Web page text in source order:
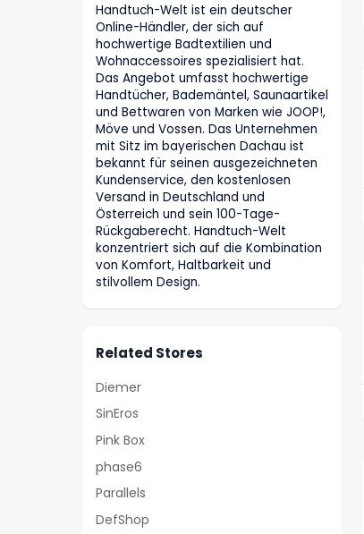
Handtuch-Welt ist ein deutscher
Online-Händler, der sich auf
hochwertige Badtextilien und
Wohnaccessoires spezialisiert hat.
Das Angebot umfasst hochwertige
Handtücher, Bademäntel, Saunaartikel
und Bettwaren von Marken wie JOOP!,
Möve und Vossen. Das Unternehmen
mit Sitz im bayerischen Dachau ist
bekannt für seinen ausgezeichneten
Kundenservice, den kostenlosen
Versand in Deutschland und
Österreich und sein 100-Tage-
Rückgaberecht. Handtuch-Welt
konzentriert sich auf die Kombination
von Komfort, Haltbarkeit und
stilvollem Design.
Related Stores
Diemer
SinEros
Pink Box
phase6
Parallels
DefShop